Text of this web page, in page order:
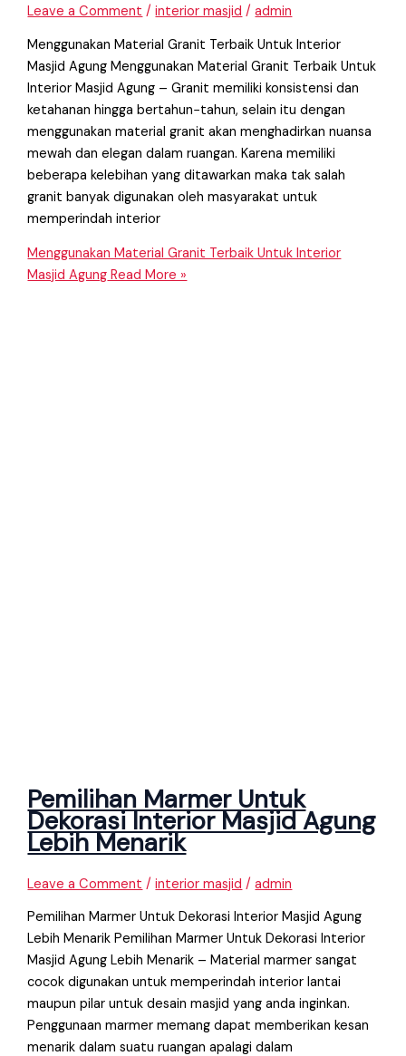
Leave a Comment /interior masjid /admin
Menggunakan Material Granit Terbaik Untuk Interior
Masjid Agung Menggunakan Material Granit Terbaik Untuk
Interior Masjid Agung – Granit memiliki konsistensi dan
ketahanan hingga bertahun−tahun, selain itu dengan
menggunakan material granit akan menghadirkan nuansa
mewah dan elegan dalam ruangan. Karena memiliki
beberapa kelebihan yang ditawarkan maka tak salah
granit banyak digunakan oleh masyarakat untuk
memperindah interior
Menggunakan Material Granit Terbaik Untuk Interior
Masjid Agung Read More »
Pemilihan Marmer Untuk
Dekorasi Interior Masjid Agung
Lebih Menarik
Leave a Comment /interior masjid /admin
Pemilihan Marmer Untuk Dekorasi Interior Masjid Agung
Lebih Menarik Pemilihan Marmer Untuk Dekorasi Interior
Masjid Agung Lebih Menarik – Material marmer sangat
cocok digunakan untuk memperindah interior lantai
maupun pilar untuk desain masjid yang anda inginkan.
Penggunaan marmer memang dapat memberikan kesan
menarik dalam suatu ruangan apalagi dalam